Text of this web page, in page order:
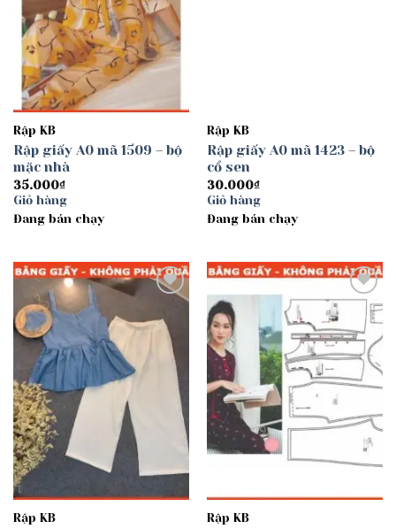
Rập KB
Rập giấy A0 mã 1509 – bộ
mặc nhà
35.000₫
Giỏ hàng
Đang bán chạy
Rập KB
Rập giấy A0 mã 1423 – bộ
cổ sen
30.000₫
Giỏ hàng
Đang bán chạy
wishlist
Rập KB
Add to
wishlist
Rập KB